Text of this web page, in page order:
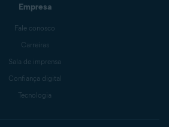
Empresa
Fale conosco
Carreiras
Sala de imprensa
Confiança digital
Tecnologia